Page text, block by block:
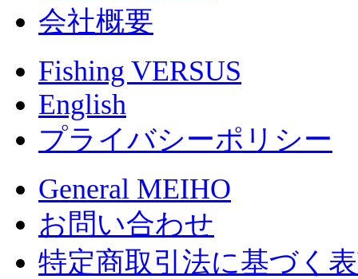
会社概要
Fishing VERSUS
English
プライバシーポリシー
General MEIHO
お問い合わせ
特定商取引法に基づく